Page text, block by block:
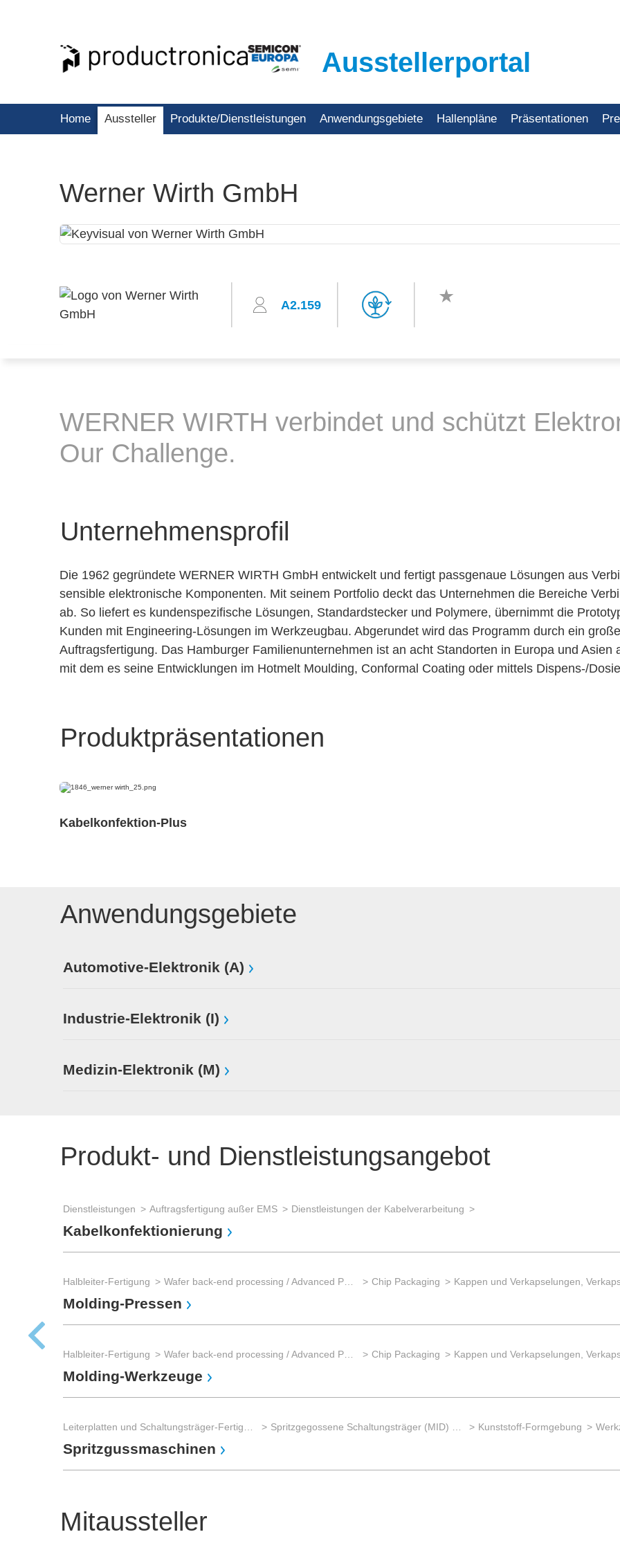
Ausstellerportal
Home Aussteller Produkte/Dienstleistungen Anwendungsgebiete Hallenpläne Präsentationen
Werner Wirth GmbH
A2.159
WERNER WIRTH verbindet und schützt
Our Challenge.
Unternehmensprofil
Die 1962 gegründete WERNER WIRTH GmbH entwickelt und fertigt passgenaue Lösungen aus
sensible elektronische Komponenten. Mit seinem Portfolio deckt das Unternehmen die Bereiche
ab. So liefert es kundenspezifische Lösungen, Standardstecker und Polymere, übernimmt die
Kunden mit Engineering-Lösungen im Werkzeugbau. Abgerundet wird das Programm durch ein
Auftragsfertigung. Das Hamburger Familienunternehmen ist an acht Standorten in Europa und Asien
mit dem es seine Entwicklungen im Hotmelt Moulding, Conformal Coating oder mittels Dispens-/
Produktpräsentationen
Kabelkonfektion-Plus
Anwendungsgebiete
Automotive-Elektronik (A)
Industrie-Elektronik (I)
Medizin-Elektronik (M)
Produkt- und Dienstleistungsangebot
Dienstleistungen Auftragsfertigung außer EMS Dienstleistungen der Kabelverarbeitung
Kabelkonfektionierung
Halbleiter-Fertigung Chip Packaging
Molding-Pressen
Halbleiter-Fertigung Chip Packaging
Molding-Werkzeuge
Kunststoff-Formgebung
Spritzgussmaschinen
Mitaussteller